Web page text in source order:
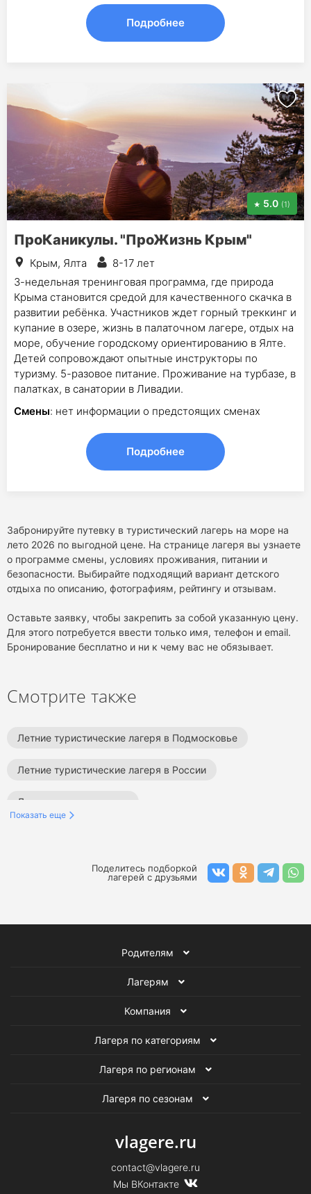
Подробнее
5.0 (1)
ПроКаникулы. "ПроЖизнь Крым"
Крым, Ялта
8-17 лет
3-недельная тренинговая программа, где природа
Крыма становится средой для качественного скачка в
развитии ребёнка. Участников ждет горный треккинг и
купание в озере, жизнь в палаточном лагере, отдых на
море, обучение городскому ориентированию в Ялте.
Детей сопровождают опытные инструкторы по
туризму. 5-разовое питание. Проживание на турбазе, в
палатках, в санатории в Ливадии.
Смены: нет информации о предстоящих сменах
Подробнее
Забронируйте путевку в туристический лагерь на море на
лето 2026 по выгодной цене. На странице лагеря вы узнаете
о программе смены, условиях проживания, питании и
безопасности. Выбирайте подходящий вариант детского
отдыха по описанию, фотографиям, рейтингу и отзывам.
Оставьте заявку, чтобы закрепить за собой указанную цену.
Для этого потребуется ввести только имя, телефон и email.
Бронирование бесплатно и ни к чему вас не обязывает.
Смотрите также
Летние туристические лагеря в Подмосковье
Летние туристические лагеря в России
Летние лагеря на море
Летние туристические лагеря
Показать еще
Поделитесь подборкой
лагерей с друзьями
Родителям
Лагерям
Компания
Лагеря по категориям
Лагеря по регионам
Лагеря по сезонам
vlagere.ru
contact@vlagere.ru
Мы ВКонтакте